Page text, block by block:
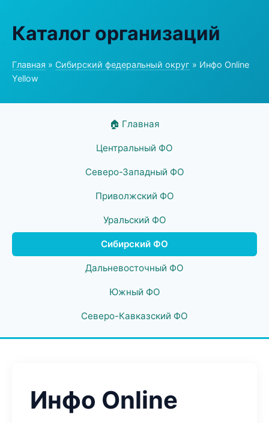
Каталог организаций
Главная » Сибирский федеральный округ » Инфо Online
Yellow
🏠 Главная
Центральный ФО
Северо-Западный ФО
Приволжский ФО
Уральский ФО
Сибирский ФО
Дальневосточный ФО
Южный ФО
Северо-Кавказский ФО
Инфо Online